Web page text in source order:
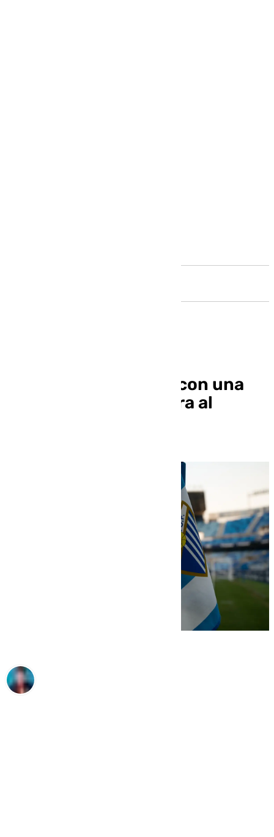
La Rosaleda contará con una
nueva zona VIP de cara al